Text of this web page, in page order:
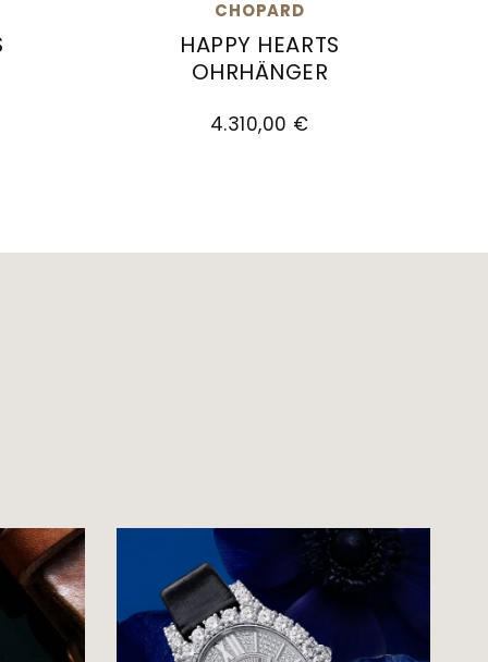
CHOPARD
HAPPY HEARTS
OHRHÄNGER
4.310,00 €